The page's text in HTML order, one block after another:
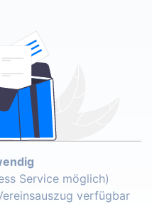
Service möglich)
verfügbar